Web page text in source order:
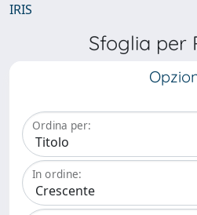
IRIS
Sfoglia per
Ordina per:
In ordine: